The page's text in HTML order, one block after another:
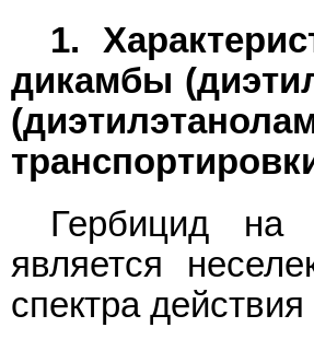
1.
дикамбы
Гербицид на
является
спектра